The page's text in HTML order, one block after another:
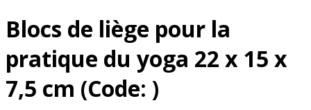
Blocs de liège pour la
pratique du yoga 22 x 15 x
7,5 cm (Code: )